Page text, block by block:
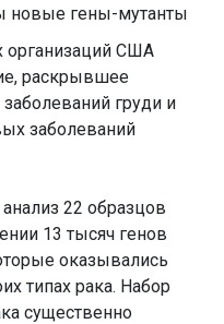
организаций США
раскрывшее
груди и
заболеваний
22 образцов
13 тысяч генов
оказывались
типах рака. Набор
существенно